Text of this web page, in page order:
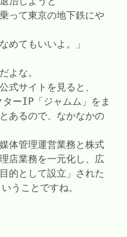
って東京の地下鉄にや
めてもいいよ。」
よな。
式サイトを見ると、
ーIP「ジャムム」をま
あるので、なかなかの
体管理運営業務と株式
店業務を一元化し、広
的として設立」された
うことですね。